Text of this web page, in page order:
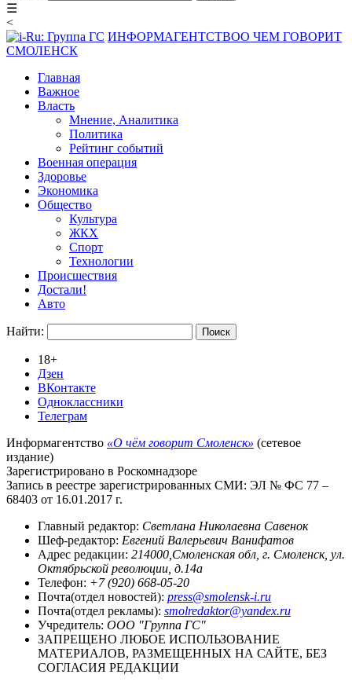
☰
<
ИНФОРМАГЕНТСТВОО ЧЕМ ГОВОРИТ
СМОЛЕНСК
Главная
Важное
Власть
Мнение, Аналитика
Политика
Рейтинг событий
Военная операция
Здоровье
Экономика
Общество
Культура
ЖКХ
Спорт
Технологии
Происшествия
Достали!
Авто
Найти:
18+
Дзен
ВКонтакте
Одноклассники
Телеграм
Информагентство «О чём говорит Смоленск» (сетевое
издание)
Зарегистрировано в Роскомнадзоре
Запись в реестре зарегистрированных СМИ: ЭЛ № ФС 77 –
68403 от 16.01.2017 г.
Главный редактор: Светлана Николаевна Савенок
Шеф-редактор: Евгений Валерьевич Ванифатов
Адрес редакции: 214000,Смоленская обл, г. Смоленск, ул.
Октябрьской революции, д.14а
Телефон: +7 (920) 668-05-20
Почта(отдел новостей): press@smolensk-i.ru
Почта(отдел рекламы): smolredaktor@yandex.ru
Учредитель: ООО "Группа ГС"
ЗАПРЕЩЕНО ЛЮБОЕ ИСПОЛЬЗОВАНИЕ
МАТЕРИАЛОВ, РАЗМЕЩЕННЫХ НА САЙТЕ, БЕЗ
СОГЛАСИЯ РЕДАКЦИИ